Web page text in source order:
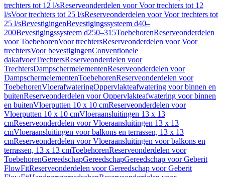
trechters tot 12 l/sReserveonderdelen voor Voor trechters tot 12
l/sVoor trechters tot 25 l/sReserveonderdelen voor Voor trechters tot
25 l/sBevestigingenBevestigingssysteem d40–
200Bevestigingssysteem d250–315ToebehorenReserveonderdelen
voor ToebehorenVoor trechtersReserveonderdelen voor Voor
trechtersVoor bevestigingenConventionele
dakafvoerTrechtersReserveonderdelen voor
TrechtersDampschermelementenReserveonderdelen voor
DampschermelementenToebehorenReserveonderdelen voor
ToebehorenVloerafwateringOppervlakteafwatering voor binnen en
buitenReserveonderdelen voor Oppervlakteafwatering voor binnen
en buitenVloerputten 10 x 10 cmReserveonderdelen voor
Vloerputten 10 x 10 cmVloeraansluitingen 13 x 13
cmReserveonderdelen voor Vloeraansluitingen 13 x 13
cmVloeraansluitingen voor balkons en terrassen, 13 x 13
cmReserveonderdelen voor Vloeraansluitingen voor balkons en
terrassen, 13 x 13 cmToebehorenReserveonderdelen voor
ToebehorenGereedschapGereedschapGereedschap voor Geberit
FlowFitReserveonderdelen voor Gereedschap voor Geberit